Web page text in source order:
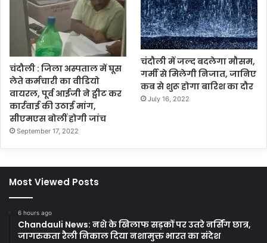
चंदौली : जिला अस्पताल में घूस
लेते कर्मचारी का वीडियो
वायरल, पूर्व आईजी ने ट्वीट कर
कार्रवाई की उठाई मांग,
सीएमएस बोलीं होगी जांच
September 17, 2022
चंदौली में जल्द बदलेगा मौसम,
गर्मी से मिलेगी निजात, जानिए
कब से शुरू होगा बारिश का दौर
July 16, 2022
Most Viewed Posts
6 hours ago
Chandauli News: नशे के खिलाफ सड़कों पर उतरे नर्सिंग छात्र,
जागरुकता रैली निकाल दिया नशामुक्त भारत का संदेश